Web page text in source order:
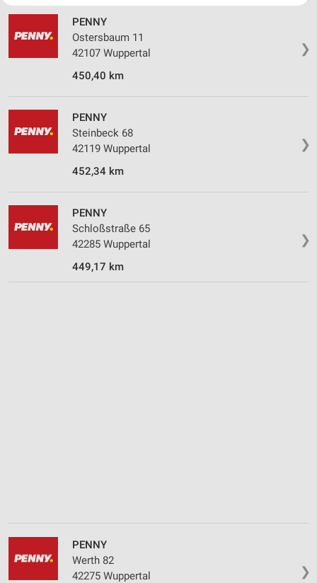
❯
PENNY
Ostersbaum 11
42107 Wuppertal
450,40 km
❯
PENNY
Steinbeck 68
42119 Wuppertal
452,34 km
❯
PENNY
Schloßstraße 65
42285 Wuppertal
449,17 km
❯
PENNY
Werth 82
42275 Wuppertal
Website/App.
Partnerliste anzeigen (1 IAB-Anbieter)
Wir nutzen Ihre Daten für folgende Zwecke:
Verwendung reduzierter Daten zur Auswahl von
Werbeanzeigen
Erstellung von Profilen für personalisierte
Verwendung von Profilen zur Auswahl
personalisierter Werbung
Erstellung von Profilen zur Personalisierung
von Inhalten
Geräte anhand von aktiv angeforderten
Informationen identifizieren